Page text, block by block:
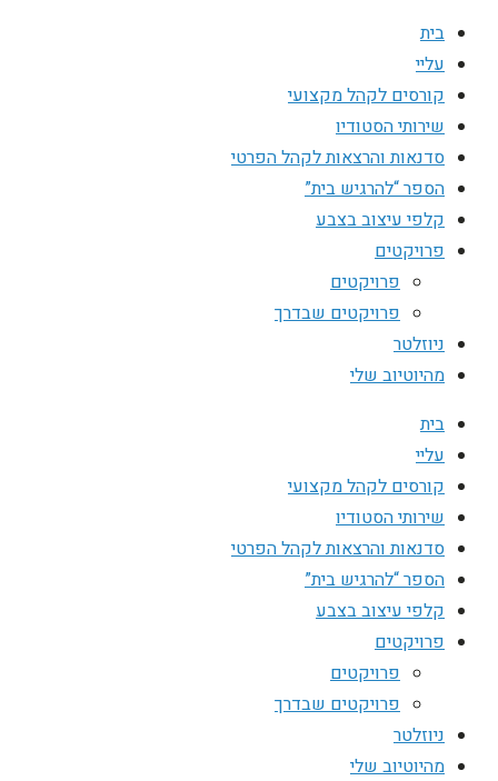
בית
עליי
קורסים לקהל מקצועי
שירותי הסטודיו
סדנאות והרצאות לקהל הפרטי
הספר “להרגיש בית”
קלפי עיצוב בצבע
פרויקטים
פרויקטים
פרויקטים שבדרך
ניוזלטר
מהיוטיוב שלי
בית
עליי
קורסים לקהל מקצועי
שירותי הסטודיו
סדנאות והרצאות לקהל הפרטי
הספר “להרגיש בית”
קלפי עיצוב בצבע
פרויקטים
פרויקטים
פרויקטים שבדרך
ניוזלטר
מהיוטיוב שלי